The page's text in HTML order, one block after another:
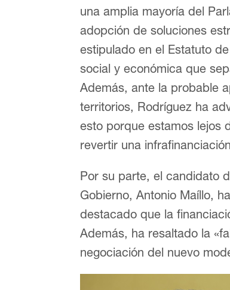
una amplia mayoría del
adopción de soluciones
estipulado en el Estatuto
social y económica que
Además, ante la probable
territorios, Rodríguez ha
esto porque estamos lejos
revertir una
Por su parte, el candidato
Gobierno, Antonio Maíllo,
destacado que la
Además, ha resaltado la
negociación del nuevo